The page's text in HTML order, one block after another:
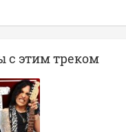
с этим треком